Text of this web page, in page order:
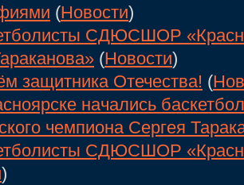
(Новости)
СДЮСШОР
(Новости)
защитника Отечества! (
начались
чемпиона Сергея
СДЮСШОР
)